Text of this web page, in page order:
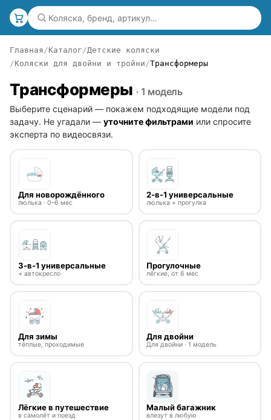
Главная Каталог Детские коляски
Коляски для двойни и тройни Трансформеры
Трансформеры · 1 модель
Выберите сценарий — покажем подходящие модели под
задачу. Не угадали — уточните фильтрами или спросите
эксперта по видеосвязи.
Для новорождённого
люлька · 0–6 мес
2-в-1 универсальные
люлька + прогулка
3-в-1 универсальные
+ автокресло
Прогулочные
лёгкие, от 6 мес
Для зимы
тёплые, проходимые
Для двойни
Для двойни · 1 модель
Лёгкие в путешествие
в самолёт и поезд
Малый багажник
влезут в любую